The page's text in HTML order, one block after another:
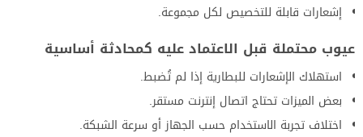
إشعارات قابلة للتخصيص لكل مجموعة.
عيوب محتملة قبل الاعتماد عليه كمحادثة أساسية
استهلاك الإشعارات للبطارية إذا لم تُضبط.
بعض الميزات تحتاج اتصال إنترنت مستقر.
اختلاف تجربة الاستخدام حسب الجهاز أو سرعة الشبكة.